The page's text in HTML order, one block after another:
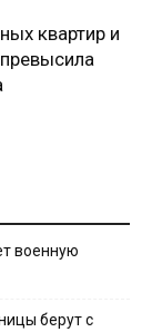
квартир и
военную
берут с